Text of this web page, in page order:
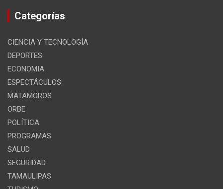
Categorías
CIENCIA Y TECNOLOGÍA
DEPORTES
ECONOMIA
ESPECTÁCULOS
MATAMOROS
ORBE
POLÍTICA
PROGRAMAS
SALUD
SEGURIDAD
TAMAULIPAS